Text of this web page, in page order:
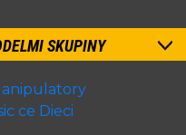
SKUPINY